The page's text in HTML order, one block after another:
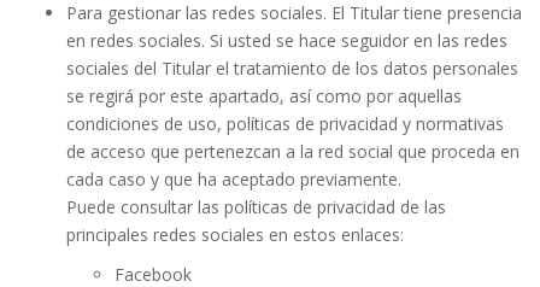
Para gestionar las redes sociales. El Titular tiene presencia
en redes sociales. Si usted se hace seguidor en las redes
sociales del Titular el tratamiento de los datos personales
se regirá por este apartado, así como por aquellas
condiciones de uso, políticas de privacidad y normativas
de acceso que pertenezcan a la red social que proceda en
cada caso y que ha aceptado previamente.
Puede consultar las políticas de privacidad de las
principales redes sociales en estos enlaces:
Facebook